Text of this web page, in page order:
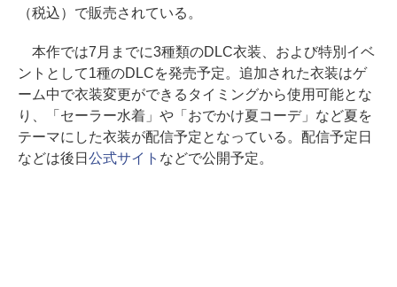
（税込）で販売されている。
本作では7月までに3種類のDLC衣装、および特別イベ
ントとして1種のDLCを発売予定。追加された衣装はゲ
ーム中で衣装変更ができるタイミングから使用可能とな
り、「セーラー水着」や「おでかけ夏コーデ」など夏を
テーマにした衣装が配信予定となっている。配信予定日
などは後日 公式サイト などで公開予定。